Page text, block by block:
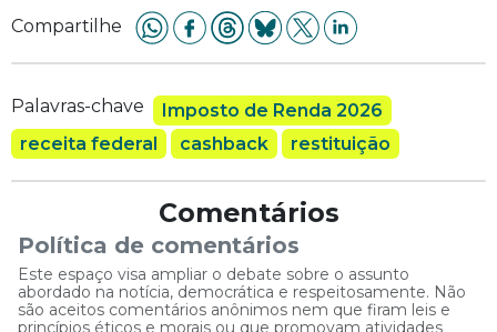
Compartilhe
Palavras-chave
Imposto de Renda 2026
receita federal
cashback restituição
Comentários
Política de comentários
Este espaço visa ampliar o debate sobre o assunto
abordado na notícia, democrática e respeitosamente. Não
são aceitos comentários anônimos nem que firam leis e
princípios éticos e morais ou que promovam atividades